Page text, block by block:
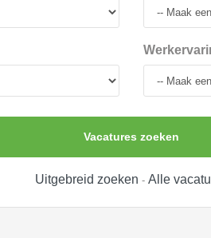
Vacatures zoeken
Uitgebreid zoeken - Alle